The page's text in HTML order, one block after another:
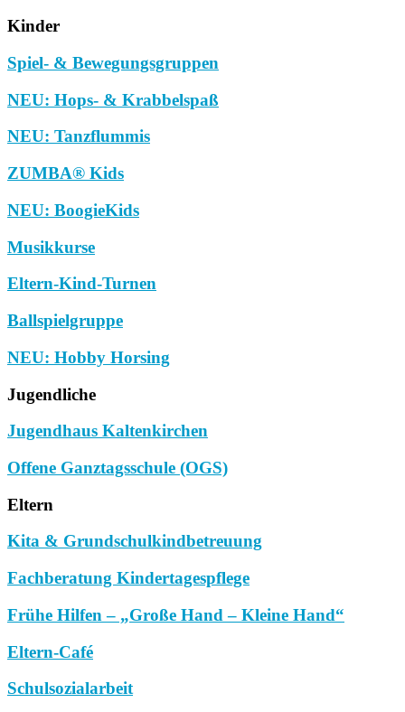
Kinder
Spiel- & Bewegungsgruppen
NEU: Hops- & Krabbelspaß
NEU: Tanzflummis
ZUMBA® Kids
NEU: BoogieKids
Musikkurse
Eltern-Kind-Turnen
Ballspielgruppe
NEU: Hobby Horsing
Jugendliche
Jugendhaus Kaltenkirchen
Offene Ganztagsschule (OGS)
Eltern
Kita & Grundschulkindbetreuung
Fachberatung Kindertagespflege
Frühe Hilfen – „Große Hand – Kleine Hand“
Eltern-Café
Schulsozialarbeit